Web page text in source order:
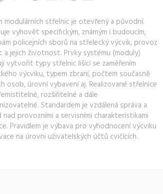
modulárních střelnic je otevřený a původní.
vyhovět specifickým, známým i budoucím,
policejních sborů na střelecký výcvik, provoz
a jejich životnost. Prvky systému (moduly)
vytvořit typy střelnic lišící se zaměřením
výcviku, typem zbraní, počtem současně
osob, úrovní vybavení aj. Realizované střelnice
rozšiřitelné a dále
Standardem je vzdálená správa a
nad provozními a servisními charakteristikami
Pravidlem je výbava pro vyhodnocení výcviku
na úrovni uživatelských účtů cvičících.